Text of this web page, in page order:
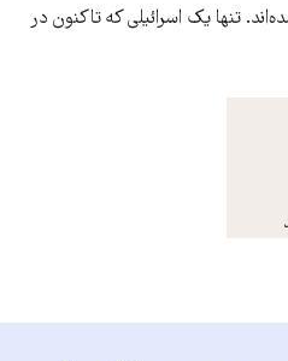
تنها یک اسرائیلی که تاکنون در